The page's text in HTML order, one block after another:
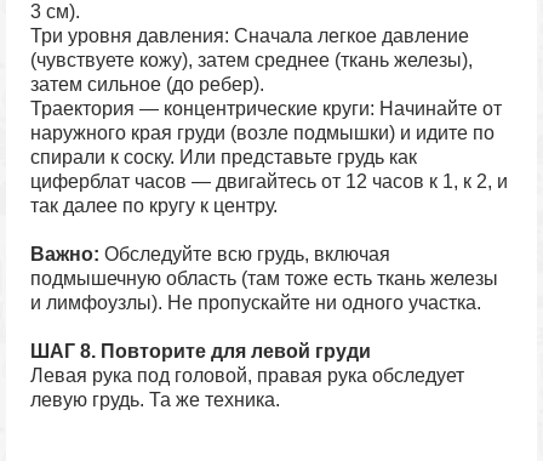
3 см).
Три уровня давления: Сначала легкое давление
(чувствуете кожу), затем среднее (ткань железы),
затем сильное (до ребер).
Траектория — концентрические круги: Начинайте от
наружного края груди (возле подмышки) и идите по
спирали к соску. Или представьте грудь как
циферблат часов — двигайтесь от 12 часов к 1, к 2, и
так далее по кругу к центру.
Важно: Обследуйте всю грудь, включая
подмышечную область (там тоже есть ткань железы
и лимфоузлы). Не пропускайте ни одного участка.
ШАГ 8. Повторите для левой груди
Левая рука под головой, правая рука обследует
левую грудь. Та же техника.